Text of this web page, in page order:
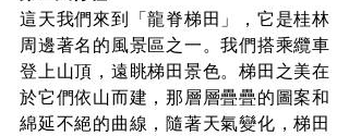
這天我們來到「龍脊梯田」，它是桂林
周邊著名的風景區之一。我們搭乘纜車
登上山頂，遠眺梯田景色。梯田之美在
於它們依山而建，那層層疊疊的圖案和
綿延不絕的曲線，隨著天氣變化，梯田